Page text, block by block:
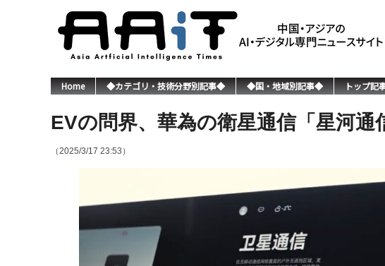
Home ◆カテゴリ・技術分野別記事◆ ◆国・地域別記事◆ トップ記
EVの問界、華為の衛星通信「星河通
（2025/3/17 23:53）